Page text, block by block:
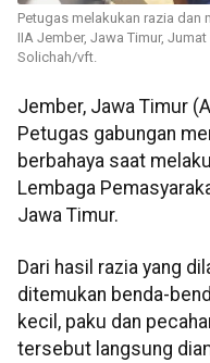
Petugas melakukan razia dan
IIA Jember, Jawa Timur,
Solichah/vft.
Jember, Jawa Timur
Petugas gabungan
berbahaya saat
Lembaga
Jawa Timur.
Dari hasil razia yang
ditemukan benda-
kecil, paku dan
tersebut langsung